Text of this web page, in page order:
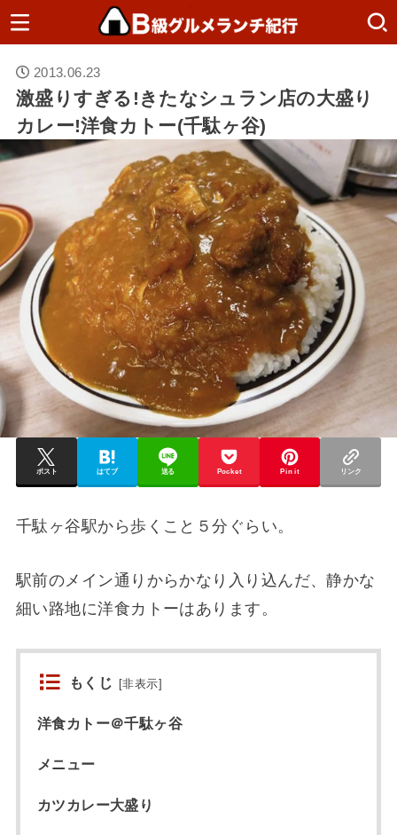
2013.06.23
激盛りすぎる!きたなシュラン店の大盛り
カレー!洋食カトー(千駄ヶ谷)
ポスト はてブ 送る Pocket Pin it リンク
千駄ヶ谷駅から歩くこと５分ぐらい。
駅前のメイン通りからかなり入り込んだ、静かな
細い路地に洋食カトーはあります。
もくじ [非表示]
洋食カトー＠千駄ヶ谷
メニュー
カツカレー大盛り